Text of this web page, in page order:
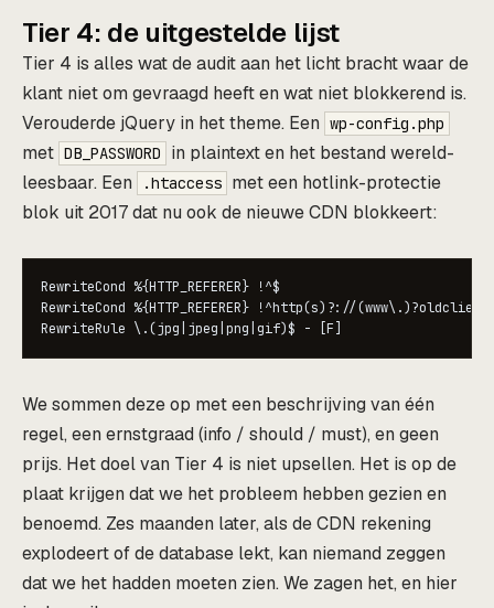
Tier 4: de uitgestelde lijst
Tier 4 is alles wat de audit aan het licht bracht waar de
klant niet om gevraagd heeft en wat niet blokkerend is.
Verouderde jQuery in het theme. Een wp-config.php
met DB_PASSWORD
in plaintext en het bestand wereld-
leesbaar. Een
.htaccess met een hotlink-protectie
blok uit 2017 dat nu ook de nieuwe CDN blokkeert:
RewriteCond %{HTTP_REFERER} !^$
RewriteCond %{HTTP_REFERER} !^http(s)?://
RewriteRule \.(jpg|jpeg|png|gif)$ - [F]
We sommen deze op met een beschrijving van één
regel, een ernstgraad (info / should / must), en geen
prijs. Het doel van Tier 4 is niet upsellen. Het is op de
plaat krijgen dat we het probleem hebben gezien en
benoemd. Zes maanden later, als de CDN rekening
explodeert of de database lekt, kan niemand zeggen
dat we het hadden moeten zien. We zagen het, en hier